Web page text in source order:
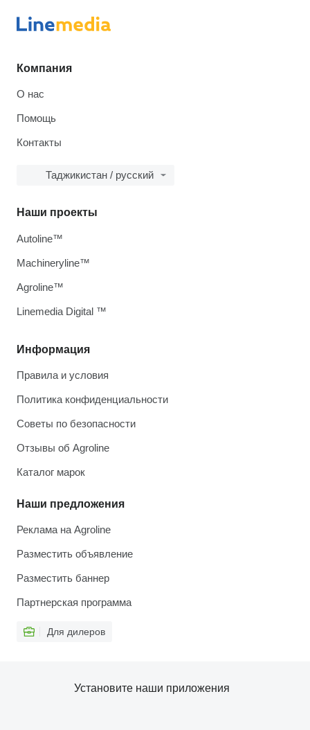
Компания
О нас
Помощь
Контакты
Таджикистан / русский
Информация
Правила и условия
Политика конфиденциальности
Советы по безопасности
Отзывы об Agroline
Каталог марок
Наши предложения
Реклама на Agroline
Разместить объявление
Разместить баннер
Партнерская программа
Для дилеров
Наши проекты
Autoline™
Machineryline™
Agroline™
Linemedia Digital ™
Установите наши приложения